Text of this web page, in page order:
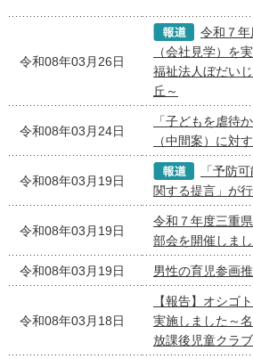
令和08年03月26日
令和７
（会社見学）を
福祉法人ぼだい
丘～
令和08年03月24日
「子どもを虐待
（中間案）に対
令和08年03月19日
「予防
関する提言」が
令和08年03月19日
令和７年度三重
部会を開催しま
令和08年03月19日 男性の育児参画
令和08年03月18日
【報告】オシゴ
実施しました～
放課後児童クラ